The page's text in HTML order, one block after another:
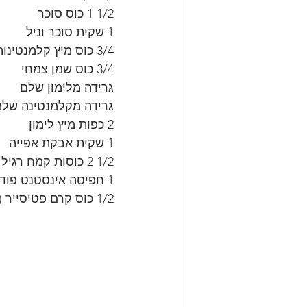
1/2 1 כוס סוכר
1 שקית סוכר וניל
3/4 כוס מיץ קלמנטינות סחוטות
3/4 כוס שמן צמחי
גרידה מלימון שלם
גרידה מקלמנטינה
2 כפות מיץ לימון
1 שקית אבקת אפייה
1/2 2 כוסות קמח רגיל
1 חפיסה אינסטנט פודינג וניל
1/2 כוס קרם פטיסייר (המתכון בבלוג)